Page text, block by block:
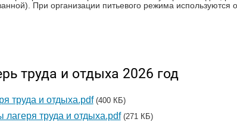
При организации питьевого режима используются
труда и отдыха 2026 год
труда и отдыха.pdf (400 КБ)
лагеря труда и отдыха.pdf (271 КБ)